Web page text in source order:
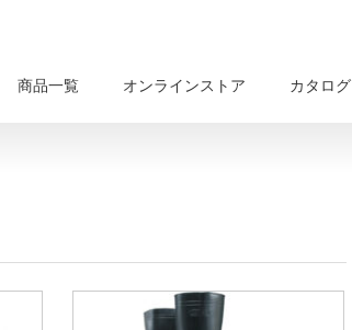
商品一覧 オンラインストア カタログ